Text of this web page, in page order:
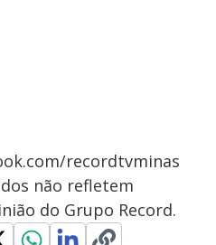
recordtvminas
não refletem
do Grupo Record.